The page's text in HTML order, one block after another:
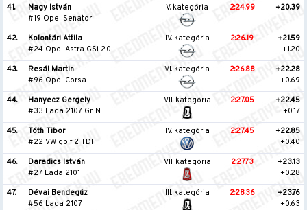
41.
Nagy István
#19 Opel Senator
V. kategória 2:24.99 +20.39
42.
Kolontári Attila
#24 Opel Astra GSi 2.0
IV. kategória 2:26.19
+21.59
+1.20
43.
Resál Martin
#96 Opel Corsa
VI. kategória 2:26.88
+22.28
+0.69
44.
Hanyecz Gergely
#33 Lada 2107 Gr. N
VII. kategória 2:27.05
+22.45
+0.17
45.
Tóth Tibor
#22 VW golf 2 TDI
IV. kategória 2:27.45
+22.85
+0.40
46.
Daradics István
#27 Lada 2101
VII. kategória 2:27.73
+23.13
+0.28
47.
Dévai Bendegúz
#56 Lada 2107
III. kategória 2:28.36
+23.76
+0.63